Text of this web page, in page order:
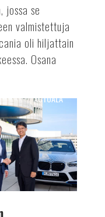
jossa se
valmistettuja
oli hiljattain
Osana
AUTOALA